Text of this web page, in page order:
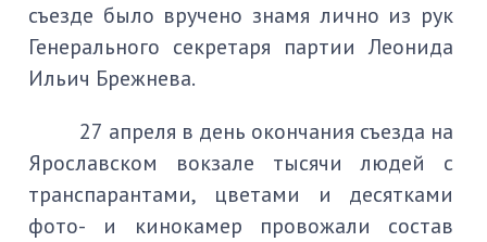
съезде было вручено знамя лично из рук
Генерального секретаря партии Леонида
Ильич Брежнева.
27 апреля в день окончания съезда на
Ярославском вокзале тысячи людей с
транспарантами, цветами и десятками
фото- и кинокамер провожали состав